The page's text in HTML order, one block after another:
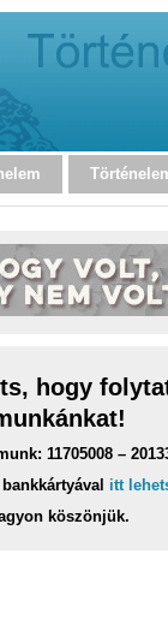
hogy
11705008 –
itt
köszönjük.